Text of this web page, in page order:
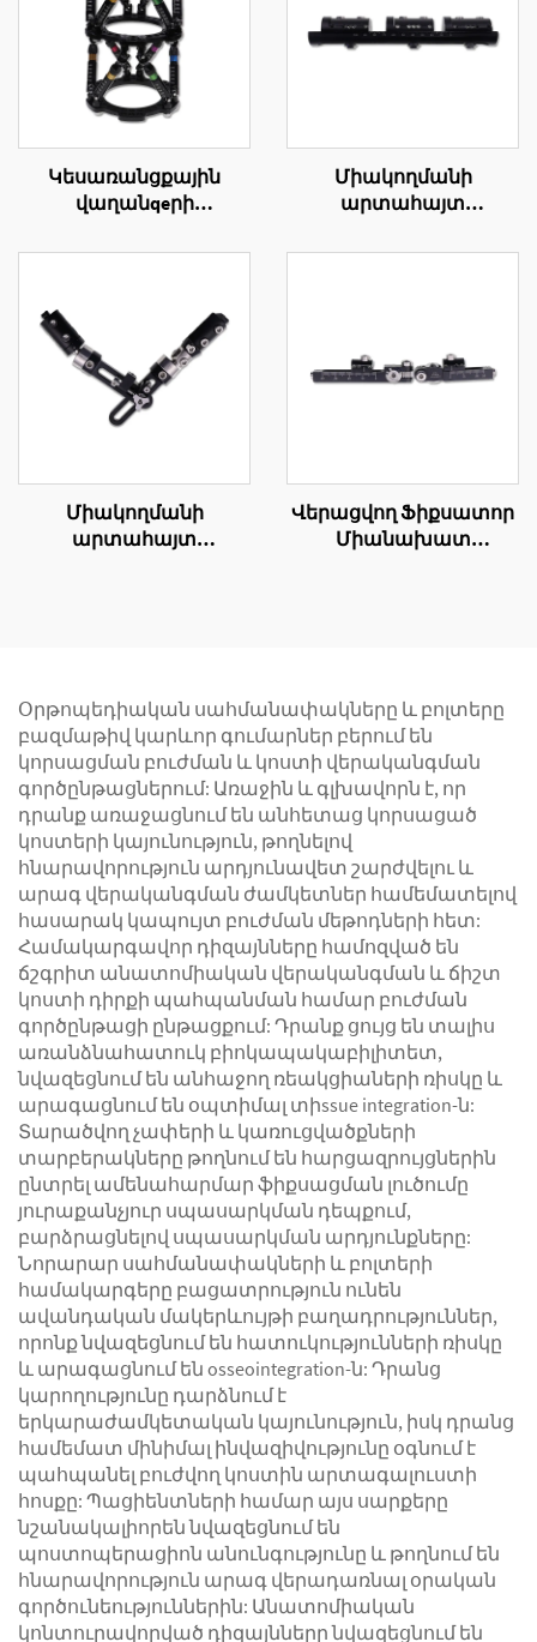
Կեսառանցքային
վաղանqeրի
ամրապնումի եռակի
Միակողմանի
արտահայտ
ամբողջության
Միակողմանի
արտահայտ
Վերացվող Ֆիքսատոր
Միանախատ
Օրթոպեդիական սահմանափակները և բոլտերը
բազմաթիվ կարևոր գումարներ բերում են
կորսացման բուժման և կոստի վերականգման
գործընթացներում: Առաջին և գլխավորն է, որ
դրանք առաջացնում են անհետաց կորսացած
կոստերի կայունություն, թողնելով
հնարավորություն արդյունավետ շարժվելու և
արագ վերականգման ժամկետներ համեմատելով
հասարակ կապույտ բուժման մեթոդների հետ:
Համակարգավոր դիզայնները համոզված են
ճշգրիտ անատոմիական վերականգման և ճիշտ
կոստի դիրքի պահպանման համար բուժման
գործընթացի ընթացքում: Դրանք ցույց են տալիս
առանձնահատուկ բիոկապակաբիլիտետ,
նվազեցնում են անհաջող ռեակցիաների ռիսկը և
արագացնում են օպտիմալ տիssue integration-ն:
Տարածվող չափերի և կառուցվածքների
տարբերակները թողնում են հարցազրույցներին
ընտրել ամենահարմար ֆիքսացման լուծումը
յուրաքանչյուր սպասարկման դեպքում,
բարձրացնելով սպասարկման արդյունքները:
Նորարար սահմանափակների և բոլտերի
համակարգերը բացատրություն ունեն
ավանդական մակերևույթի բաղադրություններ,
որոնք նվազեցնում են հատուկությունների ռիսկը
և արագացնում են osseointegration-ն: Դրանց
կարողությունը դարձնում է
երկարաժամկետական կայունություն, իսկ դրանց
համեմատ մինիմալ ինվազիվությունը օգնում է
պահպանել բուժվող կոստին արտագալուստի
հոսքը: Պացիենտների համար այս սարքերը
նշանակալիորեն նվազեցնում են
պոստոպերացիոն անունգությունը և թողնում են
հնարավորություն արագ վերադառնալ օրական
գործունեություններին: Անատոմիական
կոնտուրավորված դիզայնները նվազեցնում են